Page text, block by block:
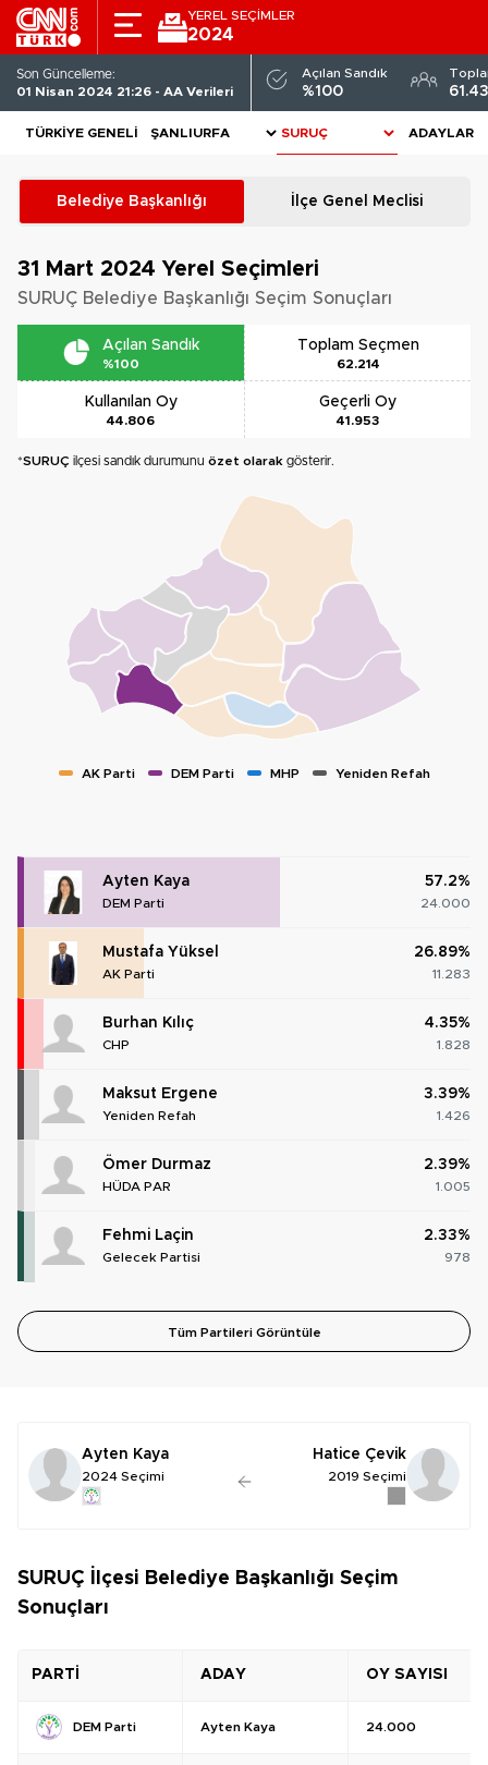
YEREL SEÇİMLER
2024
Son Güncelleme:
01 Nisan 2024 21:26 - AA Verileri
Açılan Sandık
%100
TÜRKIYE GENELI ADAYLAR
Belediye Başkanlığı İlçe Genel Meclisi
31 Mart 2024 Yerel Seçimleri
SURUÇ Belediye Başkanlığı Seçim Sonuçları
Açılan Sandık
%100
Toplam Seçmen
62.214
Kullanılan Oy
44.806
Geçerli Oy
41.953
*SURUÇ ilçesi sandık durumunu özet olarak gösterir.
AK Parti DEM Parti MHP Yeniden Refah
Ayten Kaya
DEM Parti
57.2%
24.000
Mustafa Yüksel
AK Parti
26.89%
11.283
Burhan Kılıç
CHP
4.35%
1.828
Maksut Ergene
Yeniden Refah
3.39%
1.426
Ömer Durmaz
HÜDA PAR
2.39%
1.005
Fehmi Laçin
Gelecek Partisi
2.33%
978
Tüm Partileri Görüntüle
Ayten Kaya
2024 Seçimi
Hatice Çevik
2019 Seçimi
SURUÇ İlçesi Belediye Başkanlığı Seçim
Sonuçları
PARTİ ADAY OY SAYISI
DEM Parti Ayten Kaya 24.000